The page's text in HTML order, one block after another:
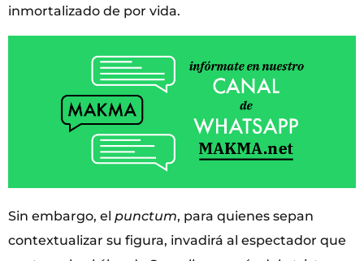
inmortalizado de por vida.
Sin embargo, el punctum, para quienes sepan
contextualizar su figura, invadirá al espectador que